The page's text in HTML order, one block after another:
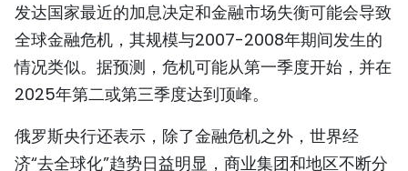
发达国家最近的加息决定和金融市场失衡可能会导致
全球金融危机，其规模与2007-2008年期间发生的
情况类似。据预测，危机可能从第一季度开始，并在
2025年第二或第三季度达到顶峰。
俄罗斯央行还表示，除了金融危机之外，世界经
济“去全球化”趋势日益明显，商业集团和地区不断分